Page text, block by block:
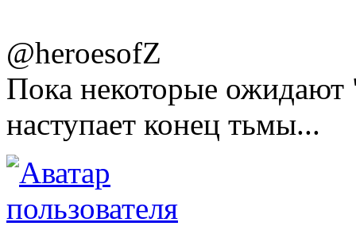
@heroesofZ
Пока некоторые ожидают
наступает конец тьмы...